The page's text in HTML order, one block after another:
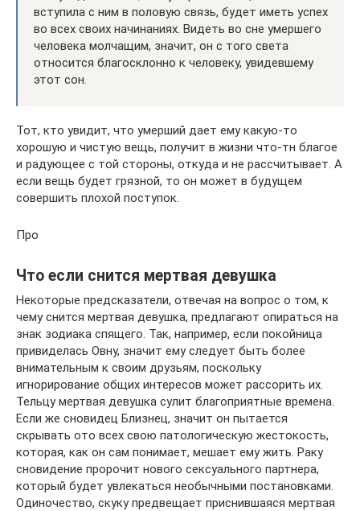
вступила с ним в половую связь, будет иметь успех
во всех своих начинаниях. Видеть во сне умершего
человека молчащим, значит, он с того света
относится благосклонно к человеку, увидевшему
этот сон.
Тот, кто увидит, что умерший дает ему какую-то
хорошую и чистую вещь, получит в жизни что-тн благое
и радующее с той стороны, откуда и не рассчитывает. А
если вещь будет грязной, то он может в будущем
совершить плохой поступок.
Про
Что если снится мертвая девушка
Некоторые предсказатели, отвечая на вопрос о том, к
чему снится мертвая девушка, предлагают опираться на
знак зодиака спящего. Так, например, если покойница
привиделась Овну, значит ему следует быть более
внимательным к своим друзьям, поскольку
игнорирование общих интересов может рассорить их.
Тельцу мертвая девушка сулит благоприятные времена.
Если же сновидец Близнец, значит он пытается
скрывать ото всех свою патологическую жестокость,
которая, как он сам понимает, мешает ему жить. Раку
сновидение пророчит нового сексуального партнера,
который будет увлекаться необычными постановками.
Одиночество, скуку предвещает приснившаяся мертвая